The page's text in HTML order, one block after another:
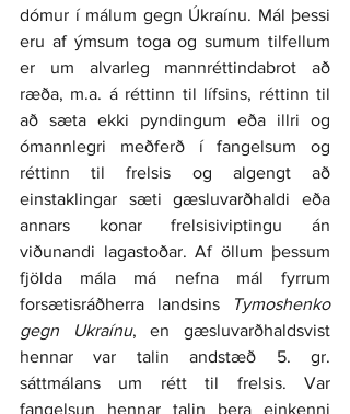
dómur í málum gegn Úkraínu. Mál þessi
eru af ýmsum toga og sumum tilfellum
er um alvarleg mannréttindabrot að
ræða, m.a. á réttinn til lífsins, réttinn til
að sæta ekki pyndingum eða illri og
ómannlegri meðferð í fangelsum og
réttinn til frelsis og algengt að
einstaklingar sæti gæsluvarðhaldi eða
annars konar frelsisiviptingu án
viðunandi lagastoðar. Af öllum þessum
fjölda mála má nefna mál fyrrum
forsætisráðherra landsins
Tymoshenko
gegn Ukraínu, en gæsluvarðhaldsvist
hennar var talin andstæð 5. gr.
sáttmálans um rétt til frelsis. Var
fangelsun hennar talin bera einkenni